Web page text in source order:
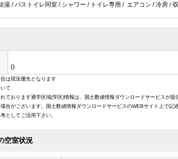
湯 / バストイレ同室 / シャワー / トイレ専用 / エアコン / 冷房 /
()
は現況優先となります
て
ております通学区域(学区)情報は、国土数値情報ダウンロードサービス
合がございます。国土数値情報ダウンロードサービスのWEBサイト上で
としてご活用下さい。
空室状況